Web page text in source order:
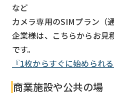
など
カメラ専用のSIMプラン（
企業様は、こちらからお見
です。
『1枚からすぐに始められ
商業施設や公共の場